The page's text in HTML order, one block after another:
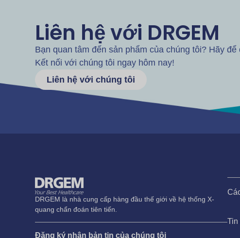
Liên hệ với DRGEM
Bạn quan tâm đến sản phẩm của chúng tôi? Hãy
Kết nối với chúng tôi ngay hôm nay!
Liên hệ với chúng tôi
DRGEM là nhà cung cấp hàng đầu thế giới về hệ thống X-
quang chẩn đoán tiên tiến.
Đăng ký nhận bản tin của chúng tôi